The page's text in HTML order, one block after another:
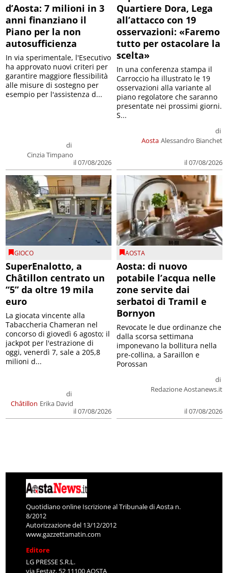
d’Aosta: 7 milioni in 3
anni finanziano il
Piano per la non
autosufficienza
di
Cinzia Timpano
il 07/08/2026
In via sperimentale, l'Esecutivo
ha approvato nuovi criteri per
garantire maggiore flessibilità
alle misure di sostegno per
esempio per l'assistenza d...
Quartiere Dora, Lega
all’attacco con 19
osservazioni: «Faremo
tutto per ostacolare la
scelta»
Aosta
di
Alessandro Bianchet
il 07/08/2026
In una conferenza stampa il
Carroccio ha illustrato le 19
osservazioni alla variante al
piano regolatore che saranno
presentate nei prossimi giorni.
S...
GIOCO
SuperEnalotto, a
Châtillon centrato un
“5” da oltre 19 mila
euro
Châtillon
di
Erika David
il 07/08/2026
La giocata vincente alla
Tabaccheria Chameran nel
concorso di giovedì 6 agosto; il
jackpot per l'estrazione di
oggi, venerdì 7, sale a 205,8
milioni d...
AOSTA
Aosta: di nuovo
potabile l’acqua nelle
zone servite dai
serbatoi di Tramil e
Bornyon
di
Redazione Aostanews.it
il 07/08/2026
Revocate le due ordinanze che
dalla scorsa settimana
imponevano la bollitura nella
pre-collina, a Saraillon e
Porossan
Quotidiano online Iscrizione al Tribunale di Aosta n.
8/2012
Autorizzazione del 13/12/2012
www.gazzettamatin.com
Editore
LG PRESSE S.R.L.
via Festaz, 52 11100 AOSTA